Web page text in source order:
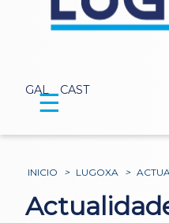
GAL CAST
☰
INICIO > LUGOXA >